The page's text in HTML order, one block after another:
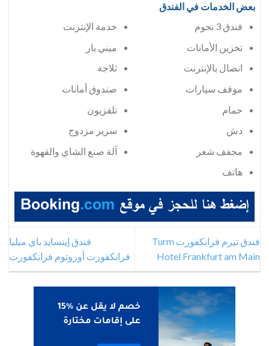
بعض الخدمات في الفندق
فندق 3 نجوم
تخزين الأمانات
اتصال بالإنترنت
موقف سيارات
حمام
دش
مجفف شعر
هاتف
خدمة الإنترنت
ميني بار
ثلاجة
صندوق أمانات
تلفزيون
سرير مزدوج
آلة صنع الشاي والقهوة
فندق تيرم فرانكفورت Turm
Hotel Frankfurt am Main
فندق إينسايد باي ميليا
فرانكفورت أوروتوم فرانكفورت